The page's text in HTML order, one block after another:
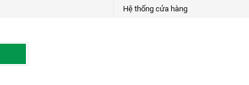
Hệ thống cửa hàng
LIÊN HỆ ĐẶT HÀNG